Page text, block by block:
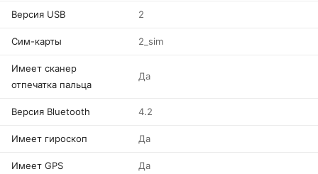
Версия USB 2
Сим-карты 2_sim
Имеет сканер
отпечатка пальца
Да
Версия Bluetooth 4.2
Имеет гироскоп Да
Имеет GPS Да